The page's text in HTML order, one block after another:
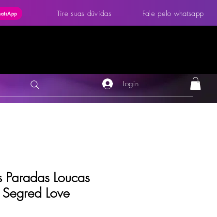
Tire suas dúvidas Fale pelo whatsapp
Login
Loucas
Love